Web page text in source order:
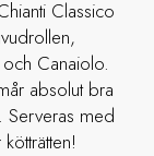
Classico
Canaiolo.
absolut bra
Serveras med